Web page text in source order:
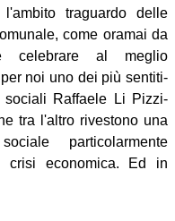
traguardo delle
come oramai da
celebrare al meglio
noi uno dei più sentiti-
sociali Raffaele Li Pizzi-
tra l'altro rivestono una
particolarmente
crisi economica. Ed in